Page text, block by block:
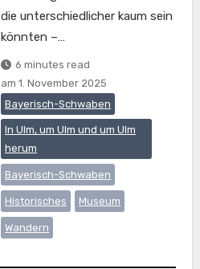
die unterschiedlicher kaum sein
könnten –…
6 minutes read
am1. November 2025
Bayerisch-Schwaben
In Ulm, um Ulm und um Ulm
herum
Bayerisch-Schwaben
Historisches Museum
Wandern